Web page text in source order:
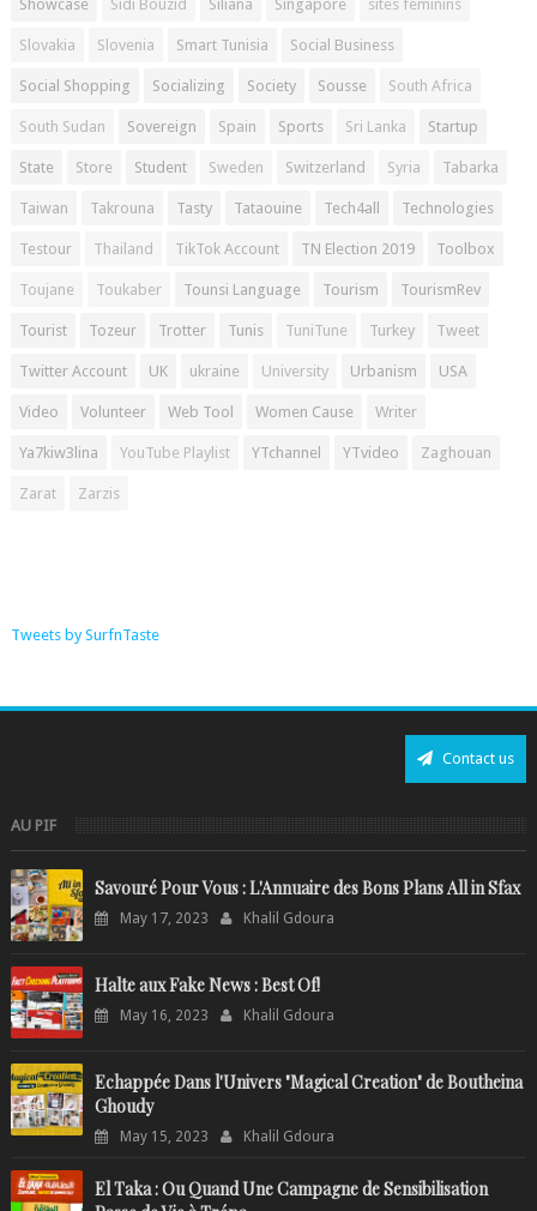
Showcase Sidi Bouzid Siliana Singapore sites féminins
Slovakia Slovenia Smart Tunisia Social Business
Social Shopping Socializing Society Sousse South Africa
South Sudan Sovereign Spain Sports Sri Lanka Startup
State Store Student Sweden Switzerland Syria Tabarka
Taiwan Takrouna Tasty Tataouine Tech4all Technologies
Testour Thailand TikTok Account TN Election 2019 Toolbox
Toujane Toukaber Tounsi Language Tourism TourismRev
Tourist Tozeur Trotter Tunis TuniTune Turkey Tweet
Twitter Account UK ukraine University Urbanism USA
Video Volunteer Web Tool Women Cause Writer
Ya7kiw3lina YouTube Playlist YTchannel YTvideo Zaghouan
Zarat Zarzis
Tweets by SurfnTaste
Contact us
AU PIF
Savouré Pour Vous : L'Annuaire des Bons Plans All in Sfax
May 17, 2023 Khalil Gdoura
Halte aux Fake News : Best Of!
May 16, 2023 Khalil Gdoura
Echappée Dans l'Univers "Magical Creation" de Boutheina
Ghoudy
May 15, 2023 Khalil Gdoura
El Taka : Ou Quand Une Campagne de Sensibilisation